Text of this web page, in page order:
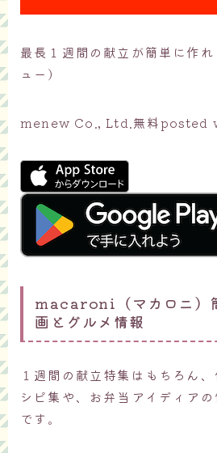
最長１週間の献立が簡単に作
ュー）
menew Co., Ltd. 無料posted
macaroni（マカロニ）
画とグルメ情報
１週間の献立特集はもちろん
シピ集や、お弁当アイディア
です。